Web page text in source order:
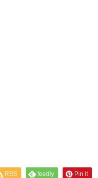
RSS feedly Pin it